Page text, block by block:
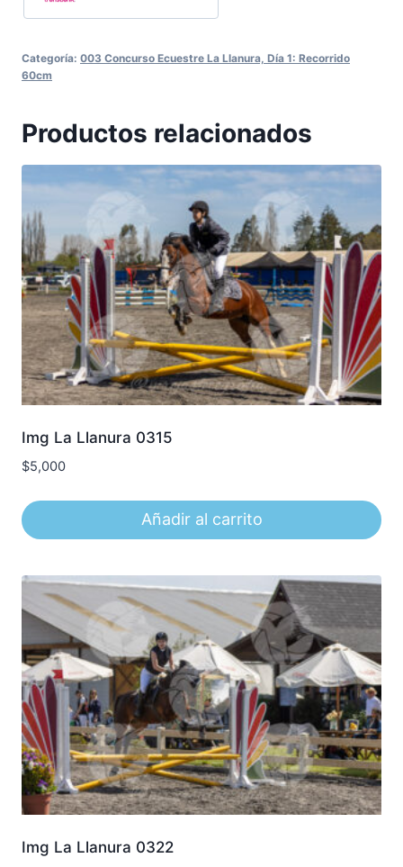
Categoría: 003 Concurso Ecuestre La Llanura, Día 1: Recorrido
60cm
Productos relacionados
Img La Llanura 0315
$5,000
Añadir al carrito
Img La Llanura 0322